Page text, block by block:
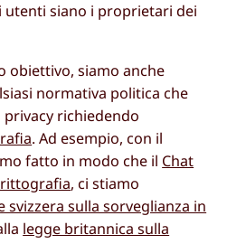
utenti siano i proprietari dei
obiettivo, siamo anche
normativa politica che
richiedendo
. Ad esempio, con il
fatto in modo che il Chat
, ci stiamo
svizzera sulla sorveglianza in
legge britannica sulla